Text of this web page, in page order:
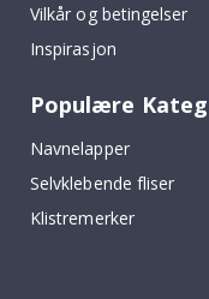
Vilkår og betingelser
Inspirasjon
Populære
Navnelapper
Selvklebende fliser
Klistremerker